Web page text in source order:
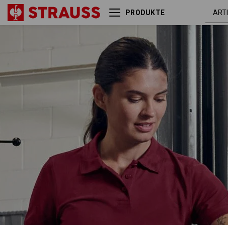
PRODUKTE
Pique-Polo e.s.industry,